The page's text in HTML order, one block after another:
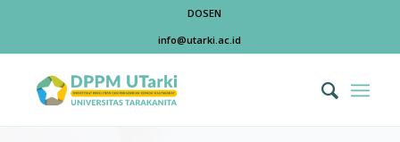
DOSEN
info@utarki.ac.id